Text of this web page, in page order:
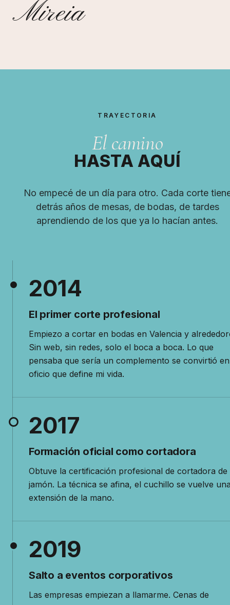
Mireia
Trayectoria profesional de Mireia Sanchis como
TRAYECTORIA
El camino
HASTA AQUÍ
No empecé de un día para otro. Cada corte
detrás años de mesas, de bodas, de tardes
aprendiendo de los que ya lo hacían antes.
2014
El primer corte profesional
Empiezo a cortar en bodas en Valencia y
Sin web, sin redes, solo el boca a boca. Lo que
pensaba que sería un complemento se convirtió
oficio que define mi vida.
2017
Formación oficial como cortadora
Obtuve la certificación profesional de cortadora de
jamón. La técnica se afina, el cuchillo se vuelve
extensión de la mano.
2019
Salto a eventos corporativos
Las empresas empiezan a llamarme. Cenas de